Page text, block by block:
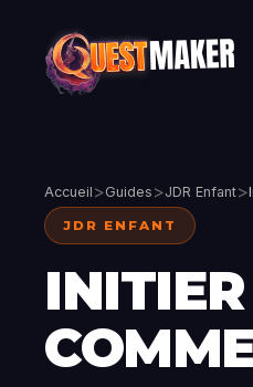
Accueil >Guides >JDR Enfant>
JDR ENFANT